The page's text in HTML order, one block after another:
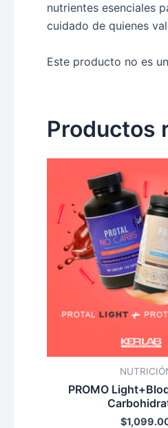
nutrientes esenciales
cuidado de quienes
Este producto no es
Productos
PROMO
$